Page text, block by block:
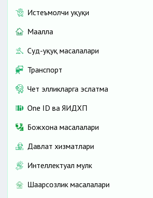
Истеъмолчи ҳуқуқи
Маҳалла
Суд-ҳуқуқ масалалари
Транспорт
Чет элликларга эслатма
One ID ва ЯИДХП
Божхона масалалари
Давлат хизматлари
Интеллектуал мулк
Шаҳарсозлик масалалари